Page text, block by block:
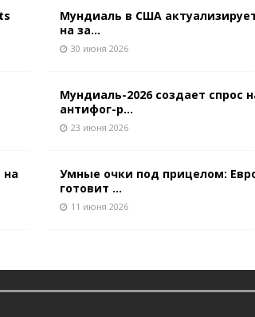
на
Мундиаль в США
на за...
30 июня 2026
Мундиаль-2026 создает спрос
антифог-р...
23 июня 2026
Умные очки под прицелом:
готовит ...
11 июня 2026